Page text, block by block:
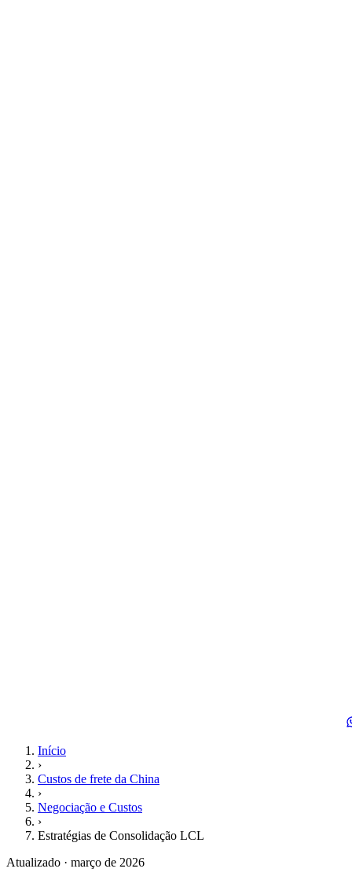
Início
›
Custos de frete da China
›
Negociação e Custos
›
Estratégias de Consolidação LCL
Atualizado · março de 2026